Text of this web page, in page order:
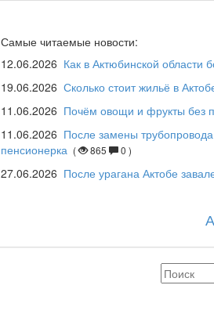
Дәрігер не айтады?
Maslihat LIVE
Самые читаемые новости:
12.06.2026 Как в Актюбинской области
19.06.2026 Сколько стоит жильё в
11.06.2026 Почём овощи и фрукты без
11.06.2026 После замены
пенсионерка ( 865 0 )
27.06.2026 После урагана Актобе